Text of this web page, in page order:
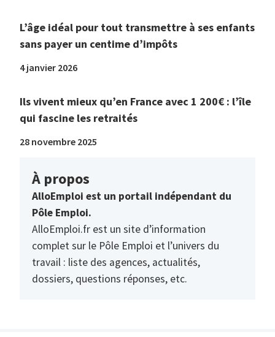
L’âge idéal pour tout transmettre à ses enfants
sans payer un centime d’impôts
4 janvier 2026
Ils vivent mieux qu’en France avec 1 200€ : l’île
qui fascine les retraités
28 novembre 2025
À propos
AlloEmploi est un portail indépendant du
Pôle Emploi.
AlloEmploi.fr est un site d’information
complet sur le Pôle Emploi et l’univers du
travail : liste des agences, actualités,
dossiers, questions réponses, etc.